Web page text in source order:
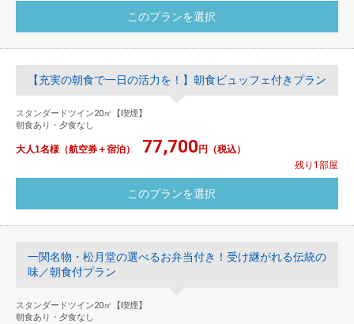
【充実の朝食で一日の活力を！】朝食ビュッフェ付きプラン
スタンダードツイン20㎡【喫煙】
朝食あり・夕食なし
大人1名様（航空券＋宿泊） 77,700 円（税込）
残り1部屋
一関名物・松月堂の選べるお弁当付き！受け継がれる伝統の
味／朝食付プラン
スタンダードツイン20㎡【喫煙】
朝食あり・夕食なし